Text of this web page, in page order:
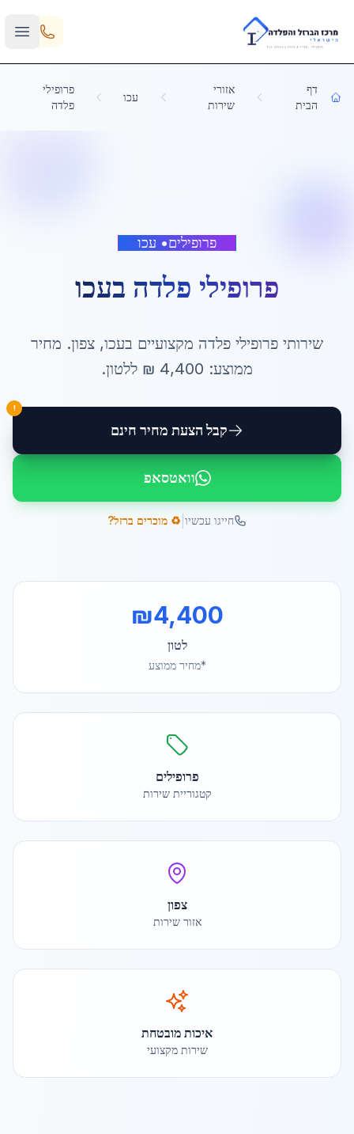
Skip to main content
דף
הבית
אזורי
שירות
עכו
פרופילי
פלדה
פרופילים• עכו
פרופילי פלדה בעכו
שירותי פרופילי פלדה מקצועיים בעכו, צפון. מחיר
ממוצע: 4,400 ₪ ללטון.
קבל הצעת מחיר חינם
!
וואטסאפ
חייגו עכשיו ♻️ מוכרים ברזל?
₪4,400
לטון
*מחיר ממוצע
פרופילים
קטגוריית שירות
צפון
אזור שירות
איכות מובטחת
שירות מקצועי